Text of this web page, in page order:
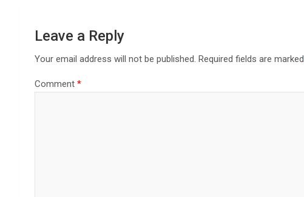
Leave a Reply
Your email address will not be published. Required fields are marked
Comment *